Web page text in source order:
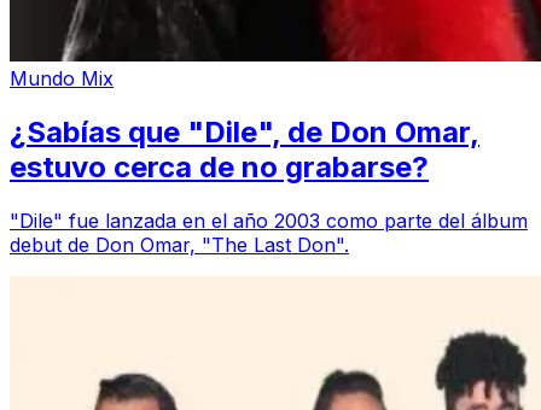
Mundo Mix
¿Sabías que "Dile", de Don Omar,
estuvo cerca de no grabarse?
"Dile" fue lanzada en el año 2003 como parte del álbum
debut de Don Omar, "The Last Don".